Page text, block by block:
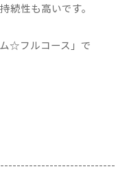
続性も高いです。
☆フルコース」で